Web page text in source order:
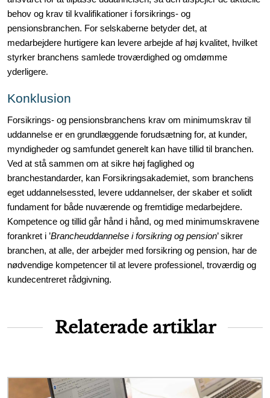
behov og krav til kvalifikationer i forsikrings- og
pensionsbranchen. For selskaberne betyder det, at
medarbejdere hurtigere kan levere arbejde af høj kvalitet, hvilket
styrker branchens samlede troværdighed og omdømme
yderligere.
Konklusion
Forsikrings- og pensionsbranchens krav om minimumskrav til
uddannelse er en grundlæggende forudsætning for, at kunder,
myndigheder og samfundet generelt kan have tillid til branchen.
Ved at stå sammen om at sikre høj faglighed og
branchestandarder, kan Forsikringsakademiet, som branchens
eget uddannelsessted, levere uddannelser, der skaber et solidt
fundament for både nuværende og fremtidige medarbejdere.
Kompetence og tillid går hånd i hånd, og med minimumskravene
forankret i ’Brancheuddannelse i forsikring og pension’ sikrer
branchen, at alle, der arbejder med forsikring og pension, har de
nødvendige kompetencer til at levere professionel, troværdig og
kundecentreret rådgivning.
Relaterade artiklar